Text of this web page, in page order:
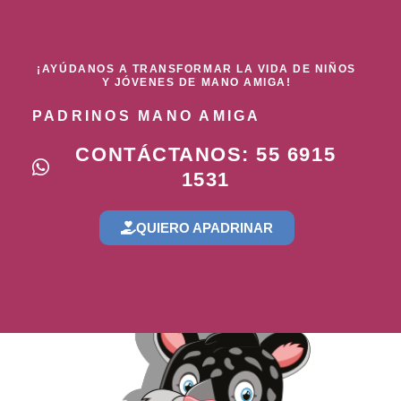
¡AYÚDANOS A TRANSFORMAR LA VIDA DE NIÑOS
Y JÓVENES DE MANO AMIGA!
PADRINOS MANO AMIGA
CONTÁCTANOS: 55 6915
1531
QUIERO APADRINAR